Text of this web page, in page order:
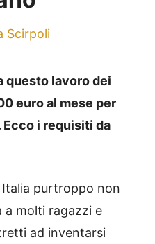
Scirpoli
questo lavoro dei
euro al mese per
i requisiti da
purtroppo non
molti ragazzi e
ad inventarsi